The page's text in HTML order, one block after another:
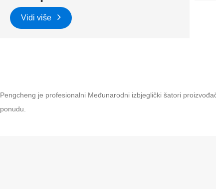
Vidi više
Pengcheng je profesionalni Međunarodni izbjeglički šatori
ponudu.